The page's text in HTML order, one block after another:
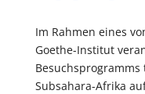
Im Rahmen eines
Goethe-Institut
Subsahara-Afrika